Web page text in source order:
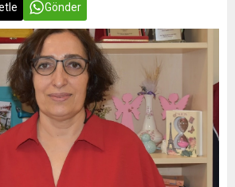
Gönder